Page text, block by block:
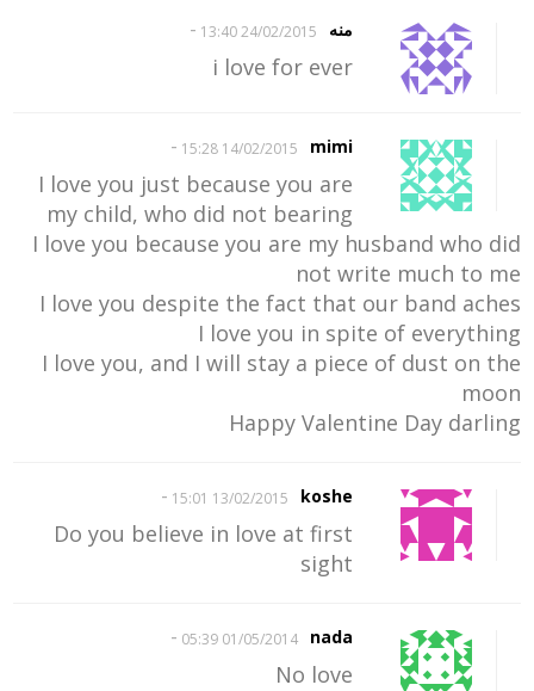
منه 24/02/2015 13:40
-
i love for ever
mimi
14/02/2015 15:28
-
I love you just because you are
my child, who did not bearing
I love you because you are my husband who did
not write much to me
I love you despite the fact that our band aches
I love you in spite of everything
I love you, and I will stay a piece of dust on the
moon
Happy Valentine Day darling
koshe
13/02/2015 15:01
-
Do you believe in love at first
sight
nada
01/05/2014 05:39
-
No love